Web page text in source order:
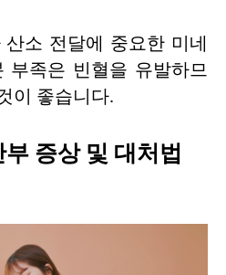
소 전달에 중요한 미네
부족은 빈혈을 유발하므
이 좋습니다.
증상 및 대처법